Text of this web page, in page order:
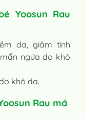
Yoosun Rau
da, giảm tình
ngứa do khô
khô da.
Rau má